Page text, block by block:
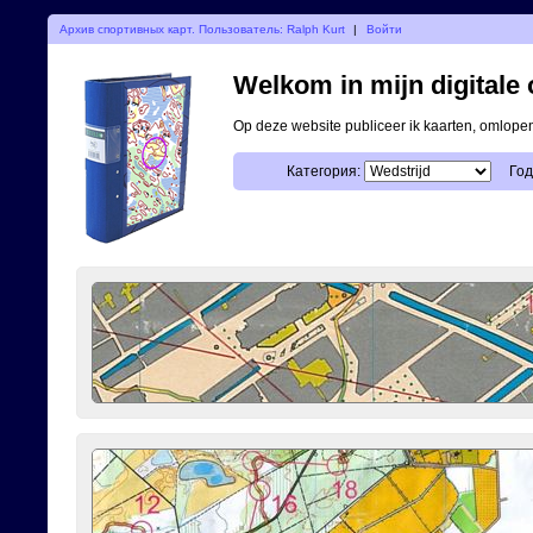
Архив спортивных карт. Пользователь: Ralph Kurt | Войти
Welkom in mijn digitale
Op deze website publiceer ik kaarten,
Категория: